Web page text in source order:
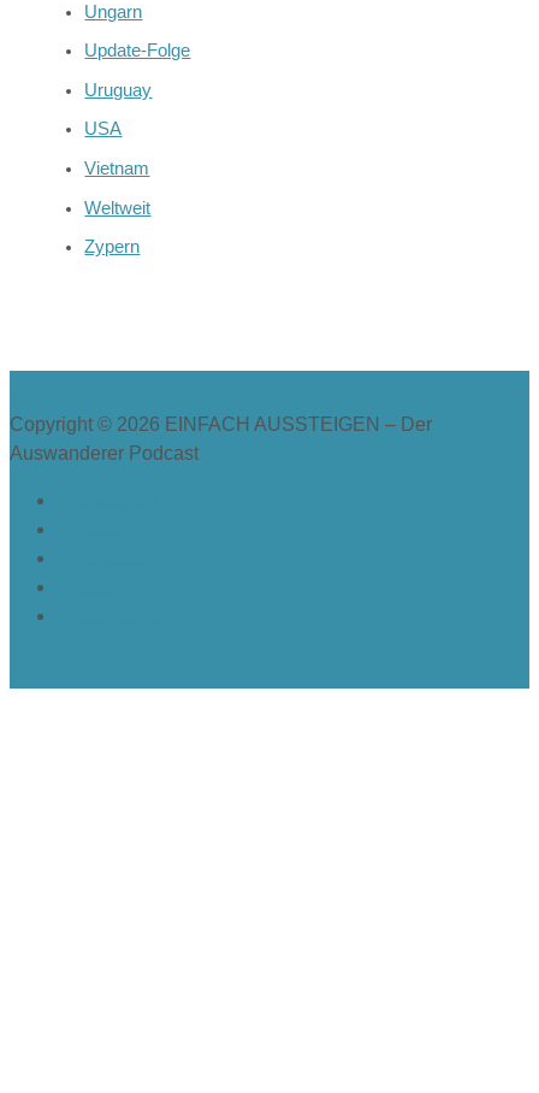
Ungarn
Update-Folge
Uruguay
USA
Vietnam
Weltweit
Zypern
Copyright © 2026 EINFACH AUSSTEIGEN – Der
Auswanderer Podcast